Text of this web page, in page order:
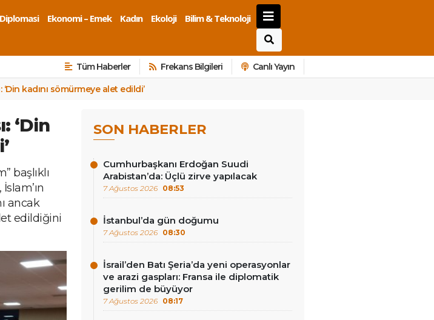
Ekonomi – Emek Kadın Ekoloji
Bilim & Teknoloji
Tüm Haberler Frekans Bilgileri Canlı Yayın
kadını sömürmeye alet edildi’
‘Din
başlıklı
ancak
edildiğini
SON HABERLER
Cumhurbaşkanı Erdoğan Suudi
Arabistan’da: Üçlü zirve yapılacak
7 Ağustos 2026 08:53
İstanbul’da gün doğumu
7 Ağustos 2026 08:30
İsrail’den Batı Şeria’da yeni operasyonlar
ve arazi gaspları: Fransa ile diplomatik
gerilim de büyüyor
7 Ağustos 2026 08:17